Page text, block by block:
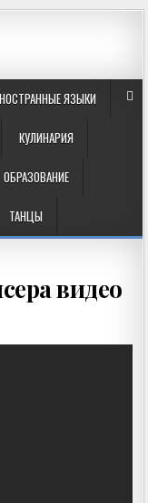
ЯЗЫКИ
КУЛИНАРИЯ
ОБРАЗОВАНИЕ
ТАНЦЫ
видео